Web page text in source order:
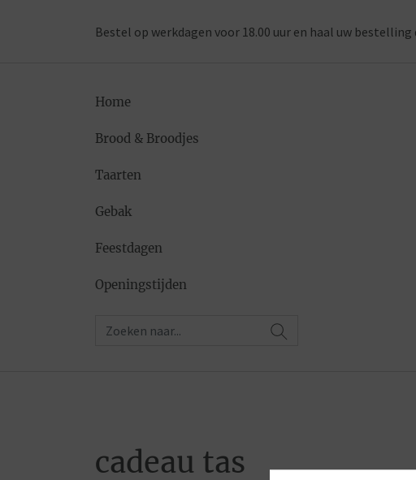
Bestel op werkdagen voor 18.00 uur en haal uw
Home
Brood & Broodjes
Taarten
Gebak
Feestdagen
Openingstijden
cadeau tas